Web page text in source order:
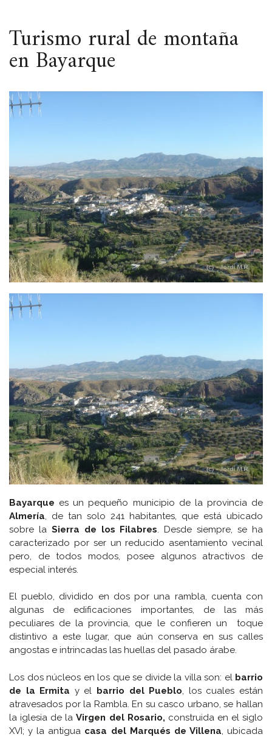
ESPACIO
Turismo rural de montaña
en Bayarque
Bayarque es un pequeño municipio de la provincia de
Almería , de tan solo 241 habitantes, que está ubicado
sobre la Sierra de los Filabres . Desde siempre, se ha
caracterizado por ser un reducido asentamiento vecinal
pero, de todos modos, posee algunos atractivos de
especial interés.
El pueblo, dividido en dos por una rambla, cuenta con
algunas de edificaciones importantes, de las más
peculiares de la provincia, que le confieren un toque
distintivo a este lugar, que aún conserva en sus calles
angostas e intrincadas las huellas del pasado árabe.
Los dos núcleos en los que se divide la villa son: el barrio
de la Ermita y el barrio del Pueblo , los cuales están
atravesados por la Rambla. En su casco urbano, se hallan
la iglesia de laVirgen del Rosario, construida en el siglo
XVI; y la antigua casa del Marqués de Villena , ubicada